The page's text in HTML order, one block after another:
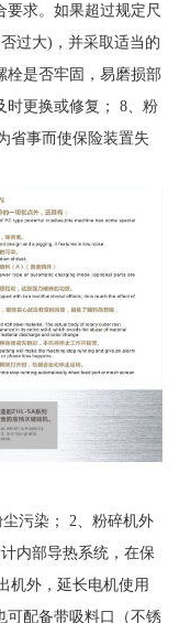
要求。如果超过规定尺
过大)，并采取适当的
栓是否牢固，易磨损部
时更换或修复； 8、粉
省事而使保险装置失
污染； 2、粉碎机外
内部导热系统，在保
机外，延长电机使用
可配备带吸料口（不锈